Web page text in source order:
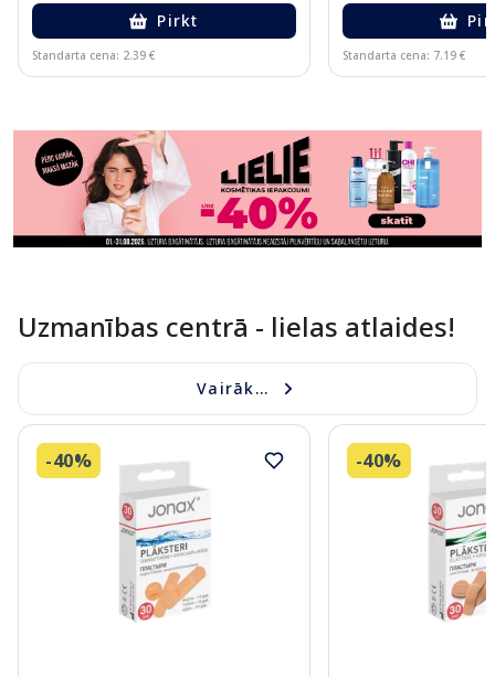
Pirkt
Standarta cena: 2.39 € Standarta cena: 7.19 €
Uzmanības centrā - lielas atlaides!
Vairāk...
-40% -40%